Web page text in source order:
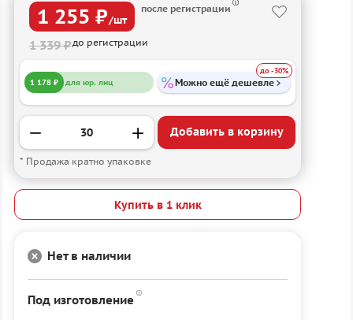
1 255 ₽/шт
после регистрации
1 339 ₽до регистрации
1 178 ₽ для юр. лиц Можно ещё дешевле
до -30%
Добавить в корзину
* Продажа кратно упаковке
Купить в 1 клик
Нет в наличии
Под изготовление